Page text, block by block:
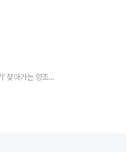
‘오싹한 계절을 잊게 만드는 훈훈한 술 향기’ 찾아가는 양조장 여행